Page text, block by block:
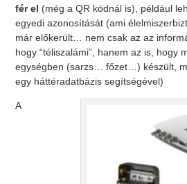
fér el (még a QR kódnál is), például
egyedi azonosítását (ami
már előkerült… nem csak az az
hogy “téliszalámi”, hanem az is, hogy
egységben (sarzs… főzet…) készült,
egy háttéradatbázis segítségével)
A